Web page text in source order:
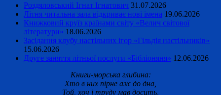
Роздяловський Ігнат Ігнатович 31.07.2026
Літня читальна зала відкриває нові імена 19.06.2026
Книжковий круїз країнами світу «Велич світової
літератури» 18.06.2026
Засідання клубу настільних ігор «Гільдія настільників»
15.06.2026
Друге заняття літньої послуги «Бібліоняня» 12.06.2026
Книги-морська глибина:
Хто в них пірне аж до дна,
Той, хоч і труду мав досить,